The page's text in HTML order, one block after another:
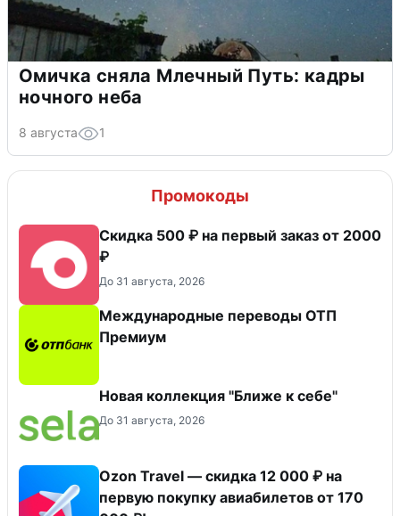
Омичка сняла Млечный Путь: кадры
ночного неба
8 августа 1
Промокоды
Скидка 500 ₽ на первый заказ от 2000
₽
До 31 августа, 2026
Международные переводы ОТП
Премиум
Новая коллекция "Ближе к себе"
До 31 августа, 2026
Ozon Travel — скидка 12 000 ₽ на
первую покупку авиабилетов от 170